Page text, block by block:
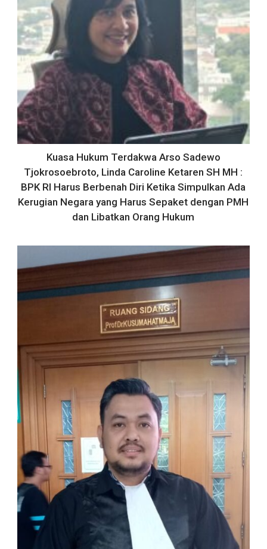
Kuasa Hukum Terdakwa Arso Sadewo
Tjokrosoebroto, Linda Caroline Ketaren SH MH :
BPK RI Harus Berbenah Diri Ketika Simpulkan Ada
Kerugian Negara yang Harus Sepaket dengan PMH
dan Libatkan Orang Hukum